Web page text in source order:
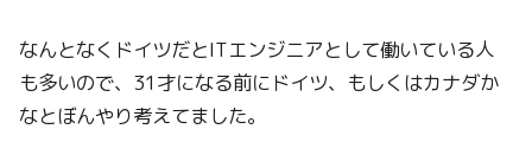
なんとなくドイツだとITエンジニアとして働いている人
も多いので、31才になる前にドイツ、もしくはカナダか
なとぼんやり考えてました。